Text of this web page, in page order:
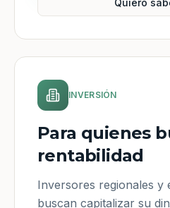
Quiero
INVERSIÓN
Para quienes
rentabilidad
Inversores regionales y
buscan capitalizar su